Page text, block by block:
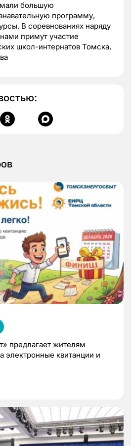
большую
программу,
В соревнованиях наряду
примут участие
школ-интернатов Томска,
предлагает жителям
электронные квитанции и